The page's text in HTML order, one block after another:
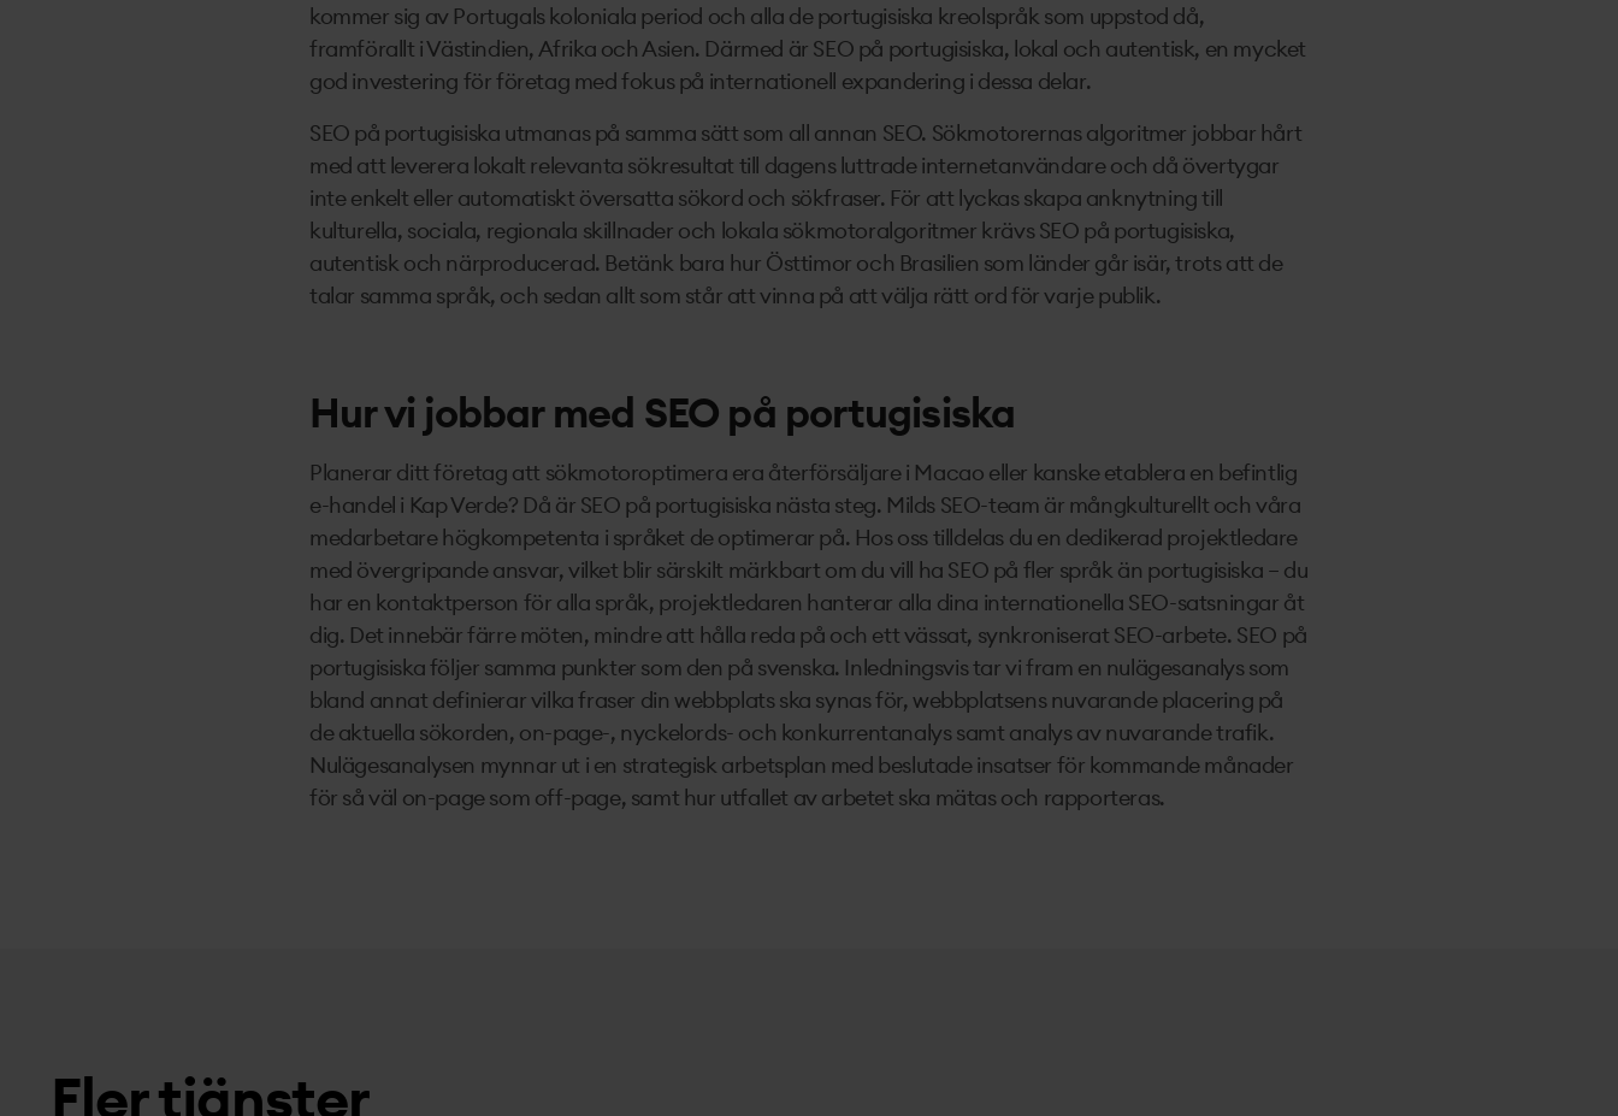
kommer sig av Portugals koloniala period och alla de portugisiska kreolspråk som uppstod då,
framförallt i Västindien, Afrika och Asien. Därmed är SEO på portugisiska, lokal och autentisk, en mycket
god investering för företag med fokus på internationell expandering i dessa delar.
SEO på portugisiska utmanas på samma sätt som all annan SEO. Sökmotorernas algoritmer jobbar hårt
med att leverera lokalt relevanta sökresultat till dagens luttrade internetanvändare och då övertygar
inte enkelt eller automatiskt översatta sökord och sökfraser. För att lyckas skapa anknytning till
kulturella, sociala, regionala skillnader och lokala sökmotoralgoritmer krävs SEO på portugisiska,
autentisk och närproducerad. Betänk bara hur Östtimor och Brasilien som länder går isär, trots att de
talar samma språk, och sedan allt som står att vinna på att välja rätt ord för varje publik.
Hur vi jobbar med SEO på portugisiska
Planerar ditt företag att sökmotoroptimera era återförsäljare i Macao eller kanske etablera en befintlig
e-handel i Kap Verde? Då är SEO på portugisiska nästa steg. Milds SEO-team är mångkulturellt och våra
medarbetare högkompetenta i språket de optimerar på. Hos oss tilldelas du en dedikerad projektledare
med övergripande ansvar, vilket blir särskilt märkbart om du vill ha SEO på fler språk än portugisiska – du
har en kontaktperson för alla språk, projektledaren hanterar alla dina internationella SEO-satsningar åt
dig. Det innebär färre möten, mindre att hålla reda på och ett vässat, synkroniserat SEO-arbete. SEO på
portugisiska följer samma punkter som den på svenska. Inledningsvis tar vi fram en nulägesanalys som
bland annat definierar vilka fraser din webbplats ska synas för, webbplatsens nuvarande placering på
de aktuella sökorden, on-page-, nyckelords- och konkurrentanalys samt analys av nuvarande trafik.
Nulägesanalysen mynnar ut i en strategisk arbetsplan med beslutade insatser för kommande månader
för så väl on-page som off-page, samt hur utfallet av arbetet ska mätas och rapporteras.
Fler tjänster